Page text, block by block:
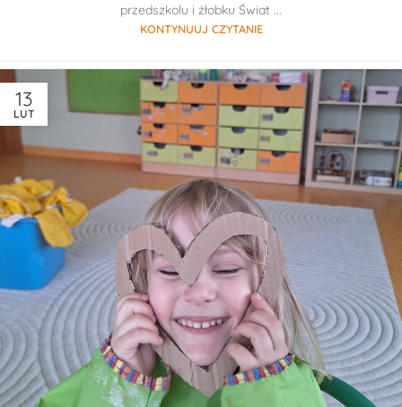
przedszkolu i żłobku Świat ...
KONTYNUUJ CZYTANIE
13
LUT